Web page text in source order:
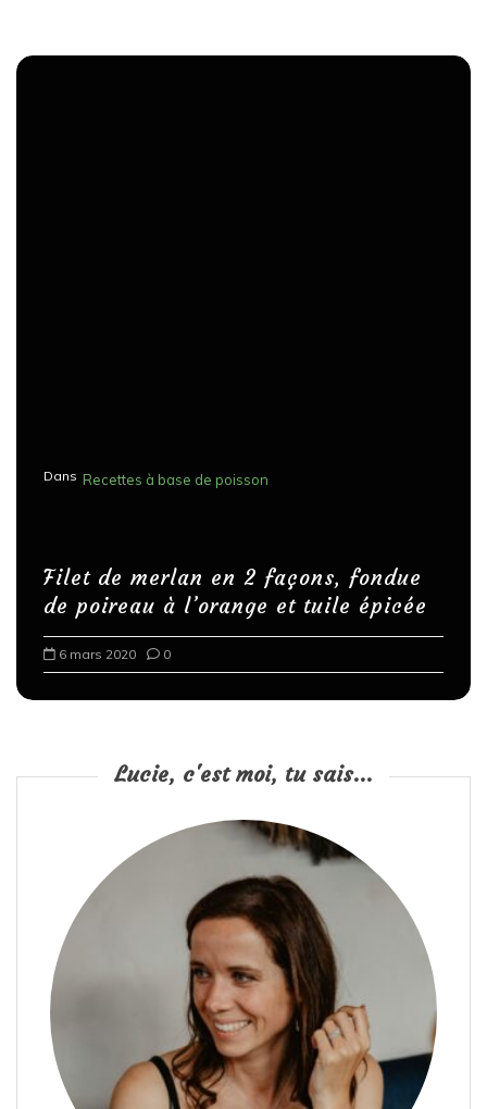
Dans Recettes à base de poisson
Filet de merlan en 2 façons, fondue
de poireau à l’orange et tuile épicée
6 mars 2020 0
Lucie, c'est moi, tu sais...